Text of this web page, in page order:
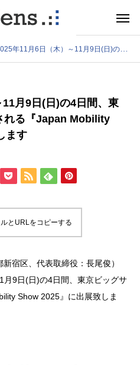
11月6日（木）～11月9日(日)の4日間、東京ビッグサイトで開催される『Japan Mobility Show 2025』に出展致します
月9日(日)の4日間、東
れる『Japan Mobility
ます
とURLをコピーする
宿区、代表取締役：長尾俊）
9日(日)の4日間、東京ビッグサ
Show 2025』に出展致しま